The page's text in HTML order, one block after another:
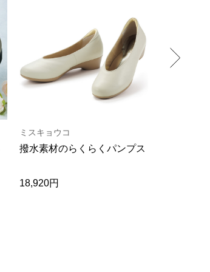
ミスキョウコ
撥水素材のらくらくパンプス
18,920円